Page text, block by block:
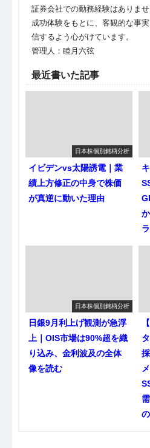
証券会社での勤務経験はありま
成功体験をもとに、客観的な事
信するよう心がけています。
管理人：睦月六弦
最近書いた記事
日本株個別銘柄分析
イビデンvs太陽誘電｜業
績上方修正の中身で株価
が真逆に動いた理由
日本株個別銘柄分析
日銀9月利上げ観測が急浮
上｜OIS市場は90%超を織
り込み、金利波及の全体
像を読む